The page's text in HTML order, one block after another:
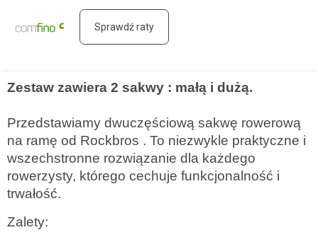
Sprawdź raty
Zestaw zawiera 2 sakwy : małą i dużą.
Przedstawiamy dwuczęściową sakwę rowerową
na ramę od Rockbros . To niezwykle praktyczne i
wszechstronne rozwiązanie dla każdego
rowerzysty, którego cechuje funkcjonalność i
trwałość.
Zalety: